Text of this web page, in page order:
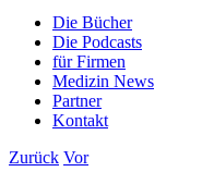
Die Bücher
Die Podcasts
für Firmen
Medizin News
Partner
Kontakt
Zurück Vor